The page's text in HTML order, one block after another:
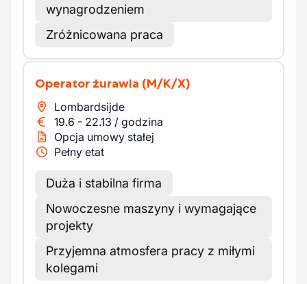
wynagrodzeniem
Zróżnicowana praca
Operator żurawia (M/K/X)
Lombardsijde
19.6 - 22.13 / godzina
Opcja umowy stałej
Pełny etat
Duża i stabilna firma
Nowoczesne maszyny i wymagające
projekty
Przyjemna atmosfera pracy z miłymi
kolegami